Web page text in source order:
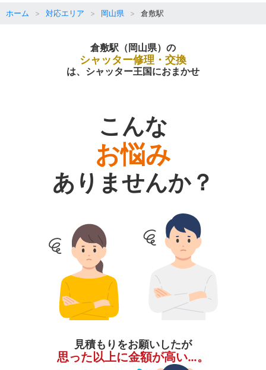
ホーム 対応エリア 岡山県 倉敷駅
倉敷駅（岡山県）の
シャッター修理・交換
は、シャッター王国におまかせ
こんな
お悩み
ありませんか？
見積もりをお願いしたが
思った以上に金額が高い…。